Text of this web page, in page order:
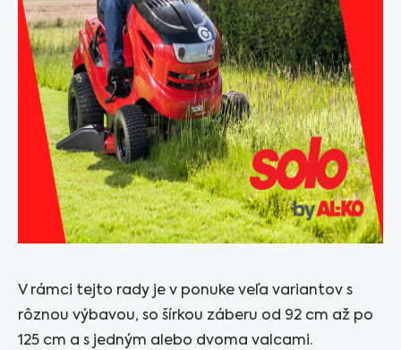
V rámci tejto rady je v ponuke veľa variantov s
rôznou výbavou, so šírkou záberu od 92 cm až po
125 cm a s jedným alebo dvoma valcami.